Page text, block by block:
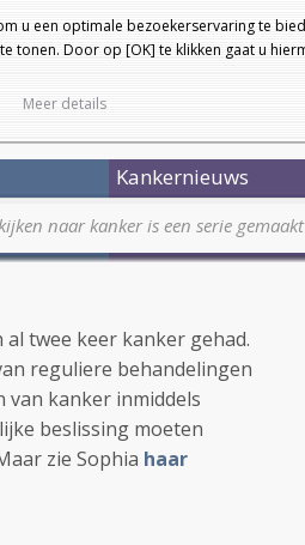
u een optimale bezoekerservaring te
tonen. Door op [OK] te klikken gaat u
Meer details
Kankernieuws
naar kanker is een serie
twee keer kanker gehad.
reguliere behandelingen
van kanker inmiddels
beslissing moeten
zie Sophia haar